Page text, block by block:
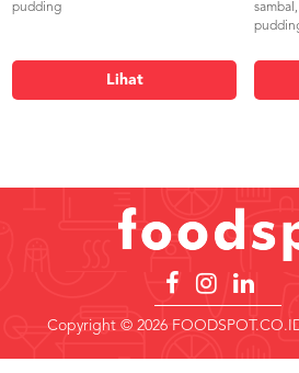
pudding
Lihat
Copyright © 2026